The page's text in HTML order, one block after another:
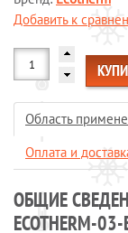
Обогрев грунта
ОПЛАТА И
КАЛЬКУЛЯТОР
КОНТАКТЫ
Добавить к
Область
Оплата и
ОБЩИЕ
ECOTHERM-